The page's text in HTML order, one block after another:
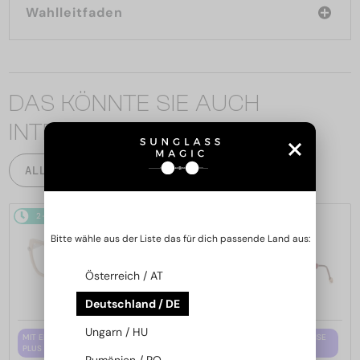
Wahlleitfaden
DAS KÖNNTE SIE AUCH
INTERESSIEREN
ALLE PRODUKTE
2-4 WERKTAGE
MIT EINER EINSTÄRKENGLASLINSE
PLUS 65 EUR
MIT EINER EINSTÄRKENGLASLINSE
Bitte wähle aus der Liste das für dich passende Land aus:
Österreich / AT
Deutschland / DE
Ungarn / HU